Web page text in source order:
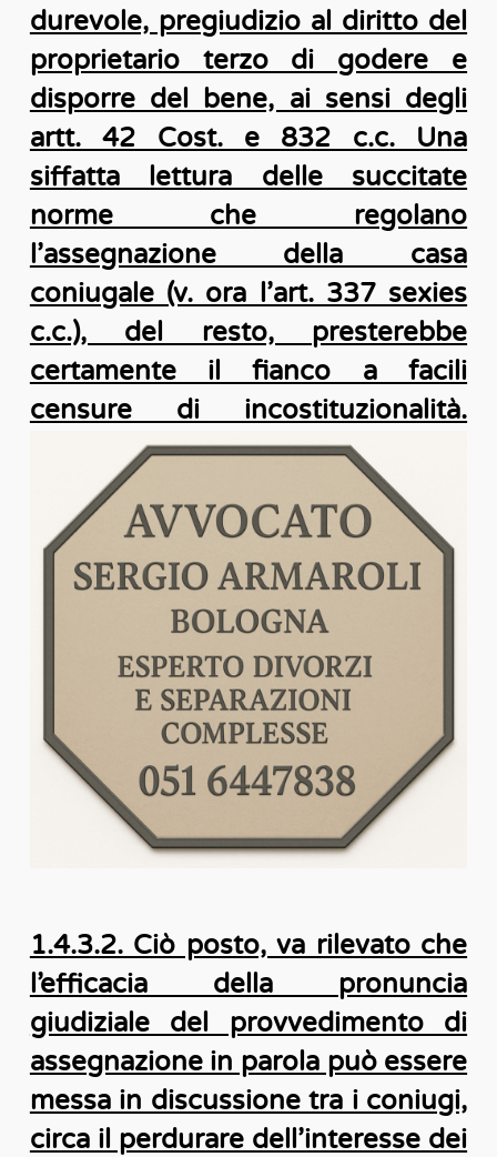
durevole, pregiudizio al diritto del
proprietario terzo di godere e
disporre del bene, ai sensi degli
artt. 42 Cost. e 832 c.c. Una
siffatta lettura delle succitate
norme che regolano
l’assegnazione della casa
coniugale (v. ora l’art. 337 sexies
c.c.), del resto, presterebbe
certamente il fianco a facili
censure di incostituzionalità.
1.4.3.2. Ciò posto, va rilevato che
l’efficacia della pronuncia
giudiziale del provvedimento di
assegnazione in parola può essere
messa in discussione tra i coniugi,
circa il perdurare dell’interesse dei